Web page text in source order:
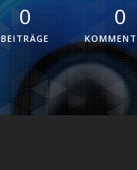
0
BEITRÄGE
0